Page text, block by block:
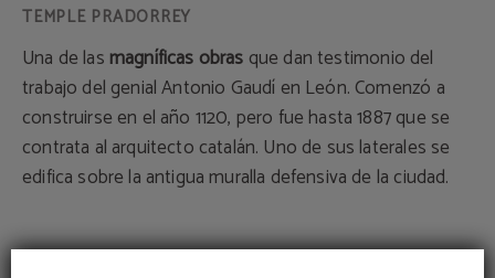
Una de lasmagníficas obras que dan testimonio del
trabajo del genial Antonio Gaudí en León. Comenzó a
construirse en el año 1120, pero fue hasta 1887 que se
contrata al arquitecto catalán. Uno de sus laterales se
edifica sobre la antigua muralla defensiva de la ciudad.